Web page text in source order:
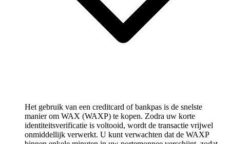
Het gebruik van een creditcard of bankpas is de snelste
manier om WAX (WAXP) te kopen. Zodra uw korte
identiteitsverificatie is voltooid, wordt de transactie vrijwel
onmiddellijk verwerkt. U kunt verwachten dat de WAXP